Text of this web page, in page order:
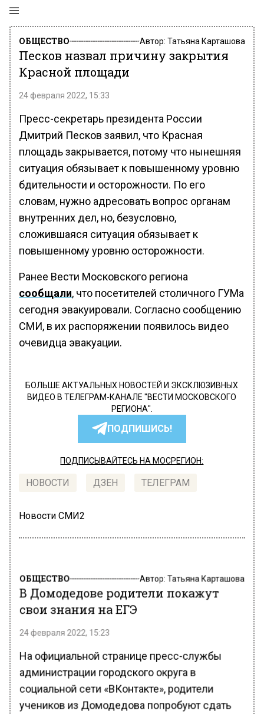
ОБЩЕСТВО Автор: Татьяна Карташова
Песков назвал причину закрытия
Красной площади
24 февраля 2022, 15:33
Пресс-секретарь президента России
Дмитрий Песков заявил, что Красная
площадь закрывается, потому что нынешняя
ситуация обязывает к повышенному уровню
бдительности и осторожности. По его
словам, нужно адресовать вопрос органам
внутренних дел, но, безусловно,
сложившаяся ситуация обязывает к
повышенному уровню осторожности.
Ранее Вести Московского региона
сообщали, что посетителей столичного ГУМа
сегодня эвакуировали. Согласно сообщению
СМИ, в их распоряжении появилось видео
очевидца эвакуации.
БОЛЬШЕ АКТУАЛЬНЫХ НОВОСТЕЙ И ЭКСКЛЮЗИВНЫХ
ВИДЕО В ТЕЛЕГРАМ-КАНАЛЕ "ВЕСТИ МОСКОВСКОГО
РЕГИОНА".
ПОДПИШИСЬ!
ПОДПИСЫВАЙТЕСЬ НА МОСРЕГИОН:
НОВОСТИ ДЗЕН ТЕЛЕГРАМ
Новости СМИ2
ОБЩЕСТВО Автор: Татьяна Карташова
В Домодедове родители покажут
свои знания на ЕГЭ
24 февраля 2022, 15:23
На официальной странице пресс-службы
администрации городского округа в
социальной сети «ВКонтакте», родители
учеников из Домодедова попробуют сдать